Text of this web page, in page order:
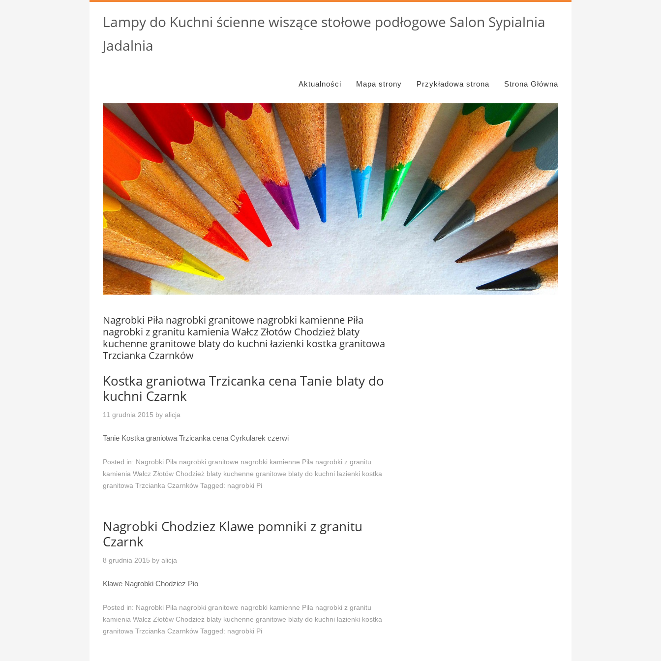
Lampy do Kuchni ścienne wiszące stołowe podłogowe Salon Sypialnia
Jadalnia
Aktualności Mapa strony Przykładowa strona Strona Główna
Nagrobki Piła nagrobki granitowe nagrobki kamienne Piła
nagrobki z granitu kamienia Wałcz Złotów Chodzież blaty
kuchenne granitowe blaty do kuchni łazienki kostka granitowa
Trzcianka Czarnków
Kostka graniotwa Trzicanka cena Tanie blaty do
kuchni Czarnk
11 grudnia 2015 by alicja
Tanie Kostka graniotwa Trzicanka cena Cyrkularek czerwi
Posted in: Nagrobki Piła nagrobki granitowe nagrobki kamienne Piła nagrobki z granitu
kamienia Wałcz Złotów Chodzież blaty kuchenne granitowe blaty do kuchni łazienki kostka
granitowa Trzcianka Czarnków Tagged: nagrobki Pi
Nagrobki Chodziez Klawe pomniki z granitu
Czarnk
8 grudnia 2015 by alicja
Klawe Nagrobki Chodziez Pio
Posted in: Nagrobki Piła nagrobki granitowe nagrobki kamienne Piła nagrobki z granitu
kamienia Wałcz Złotów Chodzież blaty kuchenne granitowe blaty do kuchni łazienki kostka
granitowa Trzcianka Czarnków Tagged: nagrobki Pi